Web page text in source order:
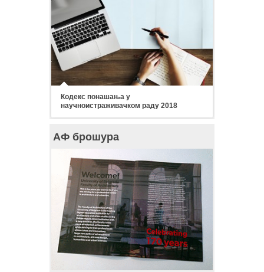
Кодекс понашања у
научноистраживачком раду 2018
АФ брошура